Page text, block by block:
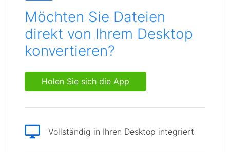
Möchten Sie Dateien
direkt von Ihrem Desktop
konvertieren?
Holen Sie sich die App
Vollständig in Ihren Desktop integriert